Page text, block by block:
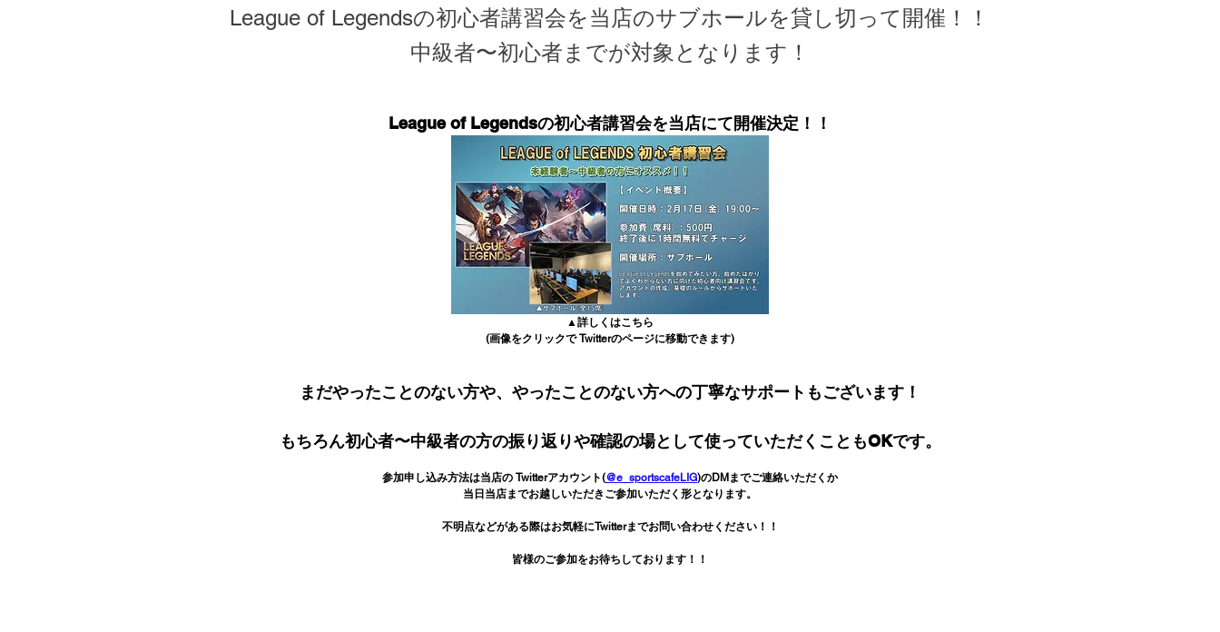
League of Legendsの初心者講習会を当店のサブホールを貸し切って開催！！
中級者〜初心者までが対象となります！
League of Legendsの初心者講習会を当店にて開催決定！！
▲詳しくはこちら
(画像をクリックで Twitterのページに移動できます)
まだやったことのない方や、やったことのない方への丁寧なサポートもございます！
もちろん初心者〜中級者の方の振り返りや確認の場として使っていただくこともOKです。
参加申し込み方法は当店の Twitterアカウント(@e_sportscafeLIG)のDMまでご連絡いただくか
当日当店までお越しいただきご参加いただく形となります。
不明点などがある際はお気軽にTwitterまでお問い合わせください！！
皆様のご参加をお待ちしております！！